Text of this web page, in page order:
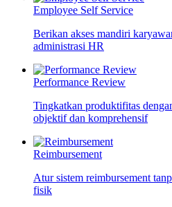
Employee Self Service
Berikan akses mandiri
administrasi HR
Performance Review
Tingkatkan produktifitas
objektif dan komprehensif
Reimbursement
Atur sistem reimbursement
fisik